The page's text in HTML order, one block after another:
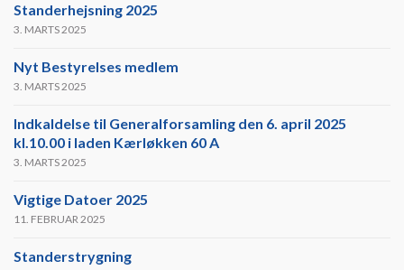
Standerhejsning 2025
3. MARTS 2025
Nyt Bestyrelses medlem
3. MARTS 2025
Indkaldelse til Generalforsamling den 6. april 2025
kl.10.00 i laden Kærløkken 60 A
3. MARTS 2025
Vigtige Datoer 2025
11. FEBRUAR 2025
Standerstrygning